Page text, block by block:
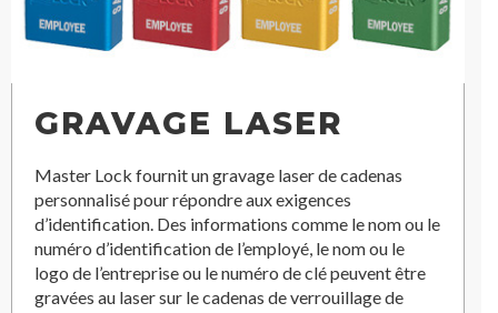
GRAVAGE LASER
Master Lock fournit un gravage laser de cadenas
personnalisé pour répondre aux exigences
d’identification. Des informations comme le nom ou le
numéro d’identification de l’employé, le nom ou le
logo de l’entreprise ou le numéro de clé peuvent être
gravées au laser sur le cadenas de verrouillage de